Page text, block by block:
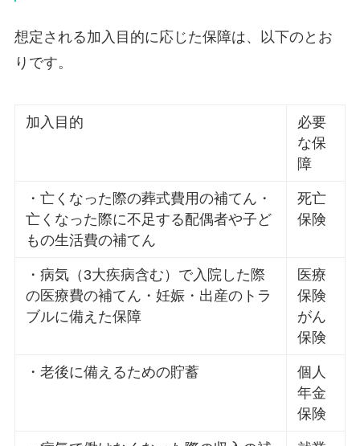
想定される加入目的に応じた保障は、以下のとお
りです。
加入目的
必要
な保
障
・亡くなった際の葬式費用の補てん・
亡くなった際に不足する配偶者や子ど
もの生活費の補てん
死亡
保険
・病気（3大疾病含む）で入院した際
の医療費の補てん・妊娠・出産のトラ
ブルに備えた保障
医療
保険
がん
保険
・老後に備えるための貯蓄
個人
年金
保険